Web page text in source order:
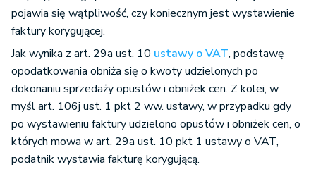
pojawia się wątpliwość, czy koniecznym jest wystawienie
faktury korygującej.
Jak wynika z art. 29a ust. 10 ustawy o VAT, podstawę
opodatkowania obniża się o kwoty udzielonych po
dokonaniu sprzedaży opustów i obniżek cen. Z kolei, w
myśl art. 106j ust. 1 pkt 2 ww. ustawy, w przypadku gdy
po wystawieniu faktury udzielono opustów i obniżek cen, o
których mowa w art. 29a ust. 10 pkt 1 ustawy o VAT,
podatnik wystawia fakturę korygującą.